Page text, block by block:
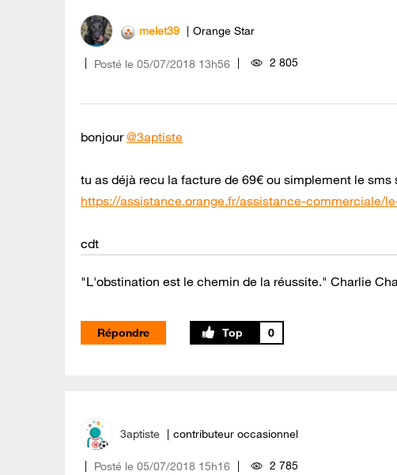
melet39 Orange Star
Posté le ‎05/07/2018 13h56 2 805
bonjour@3aptiste
tu as déjà recu la facture de 69€ ou simplement le
https://assistance.orange.fr/assistance-commerciale/
cdt
"L'obstination est le chemin de la réussite." Charlie
Répondre 0
3aptiste contributeur occasionnel
Posté le ‎05/07/2018 15h16 2 785